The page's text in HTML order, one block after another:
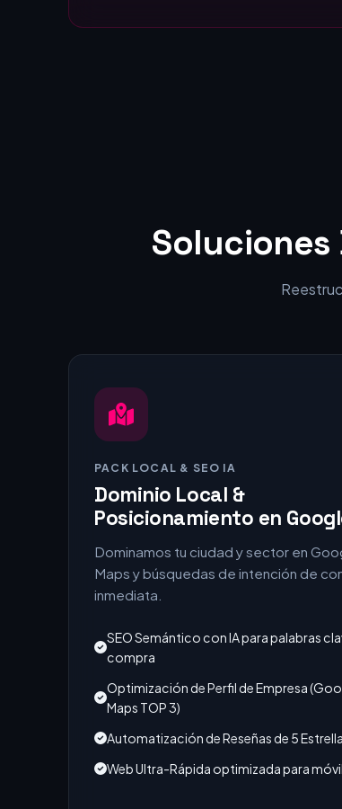
Estáticas:
visitantes en
PACK LOCAL & SEO IA
Dominio Local &
Posicionamiento en
Dominamos tu ciudad y sector en
Maps y búsquedas de intención de
inmediata.
SEO Semántico con IA para palabras
compra
Optimización de Perfil de Empresa
Maps TOP 3)